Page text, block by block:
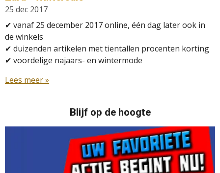
25 dec 2017
✔ vanaf 25 december 2017 online, één dag later ook in
de winkels
✔ duizenden artikelen met tientallen procenten korting
✔ voordelige najaars- en wintermode
Lees meer »
Blijf op de hoogte